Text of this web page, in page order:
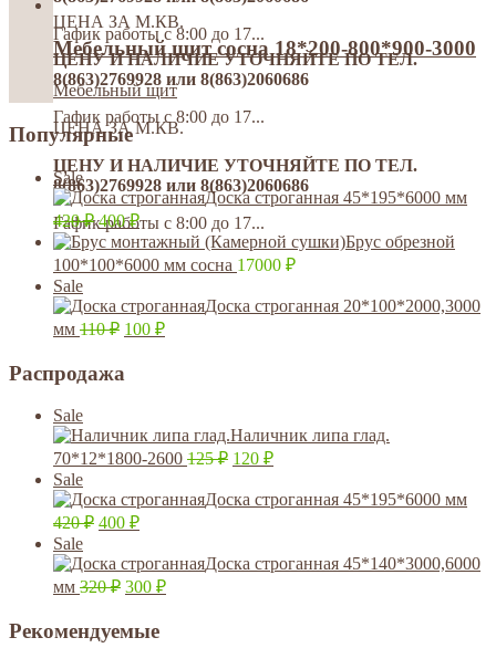
Гафик работы с 8:00 до 17...
ЦЕНА ЗА М.КВ.
ЦЕНУ И НАЛИЧИЕ УТОЧНЯЙТЕ ПО ТЕЛ.
8(863)2769928 или 8(863)2060686
Гафик работы с 8:00 до 17...
Мебельный щит сосна 18*200-800*900-3000
Мебельный щит
ЦЕНА ЗА М.КВ.
ЦЕНУ И НАЛИЧИЕ УТОЧНЯЙТЕ ПО ТЕЛ.
8(863)2769928 или 8(863)2060686
Гафик работы с 8:00 до 17...
Популярные
Sale
Доска строганная 45*195*6000 мм
420₽ 400₽
Брус обрезной
100*100*6000 мм сосна 17000 ₽
Sale
Доска строганная 20*100*2000,3000
мм 110₽ 100 ₽
Распродажа
Sale
Наличник липа глад.
70*12*1800-2600 125₽ 120 ₽
Sale
Доска строганная 45*195*6000 мм
420₽ 400 ₽
Sale
Доска строганная 45*140*3000,6000
мм 320₽ 300 ₽
Рекомендуемые